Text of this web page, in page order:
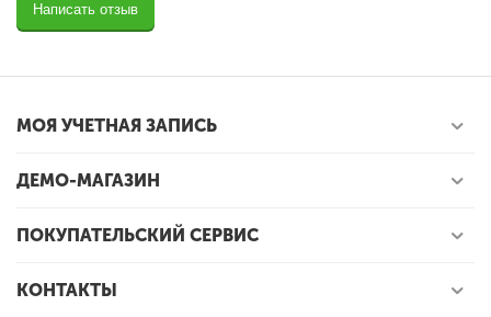
Написать отзыв
МОЯ УЧЕТНАЯ ЗАПИСЬ
ДЕМО-МАГАЗИН
ПОКУПАТЕЛЬСКИЙ СЕРВИС
КОНТАКТЫ